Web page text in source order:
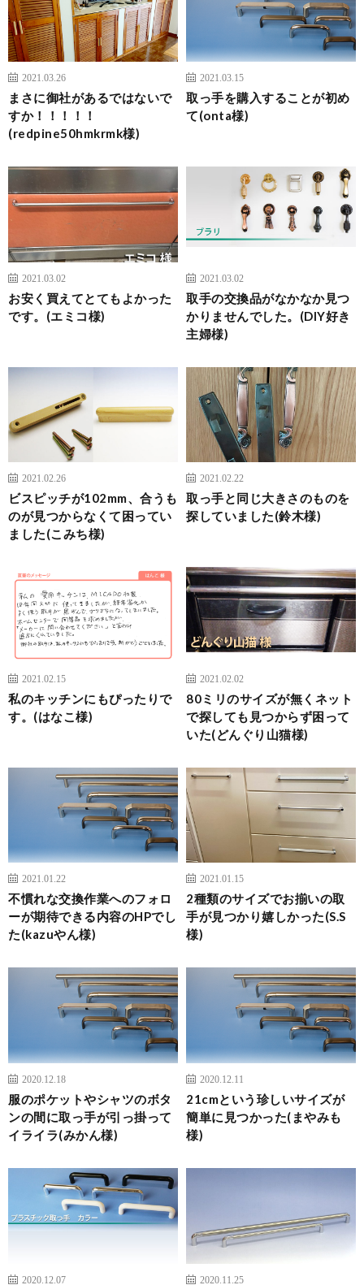
2021.03.26
まさに御社があるではないで
すか！！！！！
(redpine50hmkrmk様)
2021.03.15
取っ手を購入することが初め
て(onta様)
2021.03.02
お安く買えてとてもよかった
です。(エミコ様)
2021.03.02
取手の交換品がなかなか見つ
かりませんでした。(DIY好き
主婦様)
2021.02.26
ビスピッチが102mm、合うも
のが見つからなくて困ってい
ました(こみち様)
2021.02.22
取っ手と同じ大きさのものを
探していました(鈴木様)
2021.02.15
私のキッチンにもぴったりで
す。(はなこ様)
2021.02.02
80ミリのサイズが無くネット
で探しても見つからず困って
いた(どんぐり山猫様)
2021.01.22
不慣れな交換作業へのフォロ
ーが期待できる内容のHPでし
た(kazuやん様)
2021.01.15
2種類のサイズでお揃いの取
手が見つかり嬉しかった(S.S
様)
2020.12.18
服のポケットやシャツのボタ
ンの間に取っ手が引っ掛って
イライラ(みかん様)
2020.12.11
21cmという珍しいサイズが
簡単に見つかった(まやみも
様)
2020.12.07 2020.11.25